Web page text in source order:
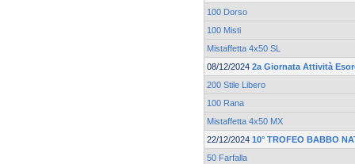
100 Dorso
100 Misti
Mistaffetta 4x50 SL
08/12/2024 2a Giornata Attività
200 Stile Libero
100 Rana
Mistaffetta 4x50 MX
22/12/2024 10° TROFEO BABBO
50 Farfalla